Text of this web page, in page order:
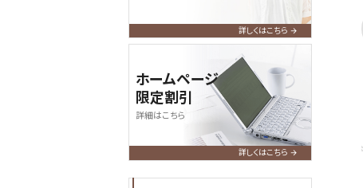
詳しくはこちら
ホームページ
限定割引
詳細はこちら
詳しくはこちら